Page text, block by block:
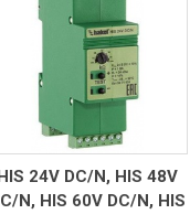
ГИР 1.2/100М PoE+